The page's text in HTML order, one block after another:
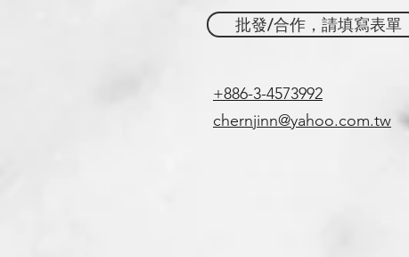
批發/合作，請填寫表單
+886-3-4573992
chernjinn@yahoo.com.tw